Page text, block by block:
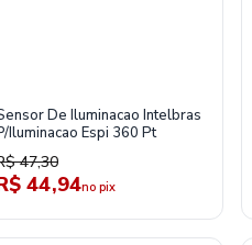
De Iluminacao Intelbras
Iluminacao Espi 360 Pt
47,30
44,94no pix